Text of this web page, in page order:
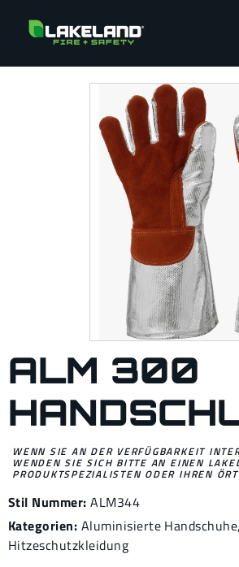
ALM 300
WENN SIE AN DER VERFÜGBARKEIT
WENDEN SIE SICH BITTE AN EINEN
PRODUKTSPEZIALISTEN ODER IHREN
Stil Nummer: ALM344
Kategorien: Aluminisierte Handschuhe,
Hitzeschutzkleidung